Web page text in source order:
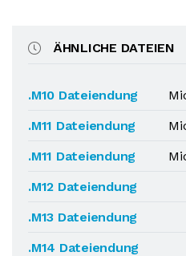
ÄHNLICHE DATEIEN
.M10 Dateiendung
.M11 Dateiendung
.M11 Dateiendung
.M12 Dateiendung
.M13 Dateiendung
.M14 Dateiendung